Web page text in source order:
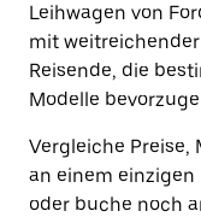
Leihwagen von
mit
Reisende, die
Modelle
Vergleiche Preise,
an einem einzigen
oder buche noch